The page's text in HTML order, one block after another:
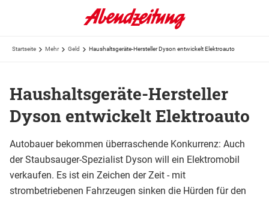
Startseite Mehr Geld Haushaltsgeräte-Hersteller Dyson entwickelt Elektroauto
Haushaltsgeräte-Hersteller
Dyson entwickelt Elektroauto
Autobauer bekommen überraschende Konkurrenz: Auch
der Staubsauger-Spezialist Dyson will ein Elektromobil
verkaufen. Es ist ein Zeichen der Zeit - mit
strombetriebenen Fahrzeugen sinken die Hürden für den